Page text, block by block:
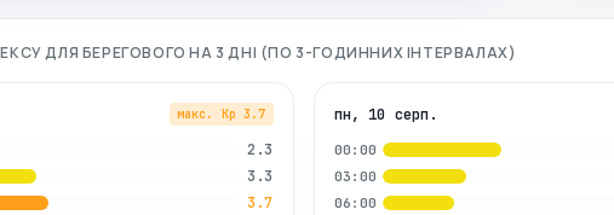
ДЛЯ БЕРЕГОВОГО НА 3 ДНІ (ПО 3-ГОДИННИХ ІНТЕРВАЛАХ)
макс. Kp 3.7
2.3
3.3
3.7
пн, 10 серп.
00:00
03:00
06:00